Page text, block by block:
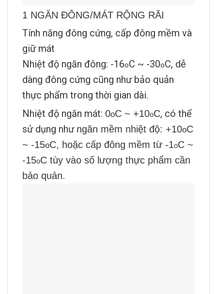
1 NGĂN ĐÔNG/MÁT RỘNG RÃI
Tính năng đông cứng, cấp đông mềm và
giữ mát
Nhiệt độ ngăn đông: -16oC ~ -30oC, dễ
dàng đông cứng cũng như bảo quản
thực phẩm trong thời gian dài.
Nhiệt độ ngăn mát: 0oC ~ +10oC, có thể
sử dụng như ngăn mềm nhiệt độ: +10oC
~ -15oC, hoặc cấp đông mềm từ -1oC ~
-15oC tùy vào số lượng thực phẩm cần
bảo quản.